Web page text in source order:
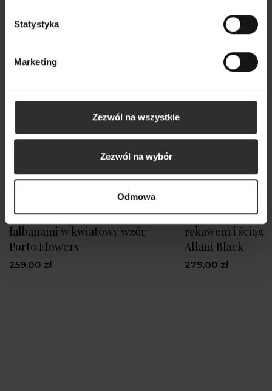
Statystyka
Marketing
Zezwól na wszystkie
Zezwól na wybór
Odmowa
Koszula Damska ze stójką i
falbanami w kwiatowy wzór
Porto Flowers
259,00 zł
Czarna Koszula
rękawem i
Allani Black
279,00 zł